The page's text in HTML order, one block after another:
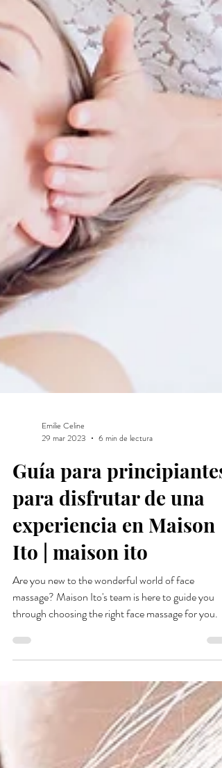
Emilie Celine
29 mar 2023
6 min de lectura
Guía para principiantes
para disfrutar de una
experiencia en Maison
Ito | maison ito
Are you new to the wonderful world of face
massage? Maison Ito's team is here to guide you
through choosing the right face massage for you.